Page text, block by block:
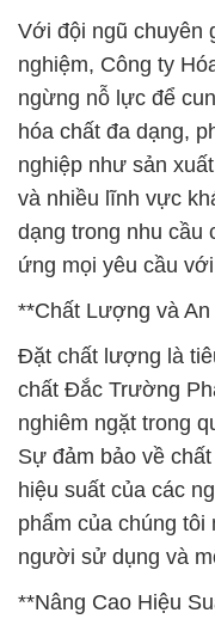
Với đội ngũ chuyên
nghiệm, Công ty
ngừng nỗ lực để
hóa chất đa dạng,
nghiệp như sản
và nhiều lĩnh vực
dạng trong nhu cầu
ứng mọi yêu cầu
**Chất Lượng và
Đặt chất lượng là
chất Đắc Trường
nghiêm ngặt trong
Sự đảm bảo về
hiệu suất của các
phẩm của chúng tôi
người sử dụng và
**Nâng Cao Hiệu